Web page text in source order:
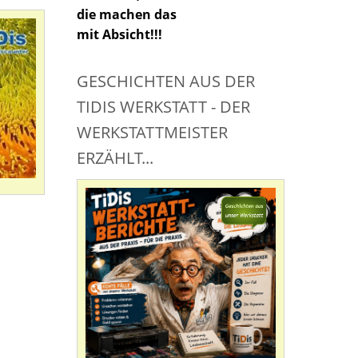
die machen das
mit Absicht!!!
GESCHICHTEN AUS DER
TIDIS WERKSTATT - DER
WERKSTATTMEISTER
ERZÄHLT...